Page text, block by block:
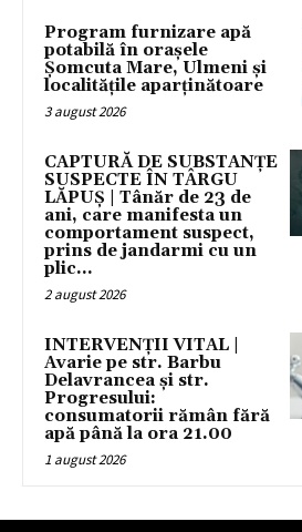
Program furnizare apă
potabilă în orașele
Șomcuta Mare, Ulmeni și
localitățile aparținătoare
3 august 2026
CAPTURĂ DE SUBSTANȚE
SUSPECTE ÎN TÂRGU
LĂPUȘ | Tânăr de 23 de
ani, care manifesta un
comportament suspect,
prins de jandarmi cu un
plic...
2 august 2026
INTERVENȚII VITAL |
Avarie pe str. Barbu
Delavrancea și str.
Progresului:
consumatorii rămân fără
apă până la ora 21.00
1 august 2026